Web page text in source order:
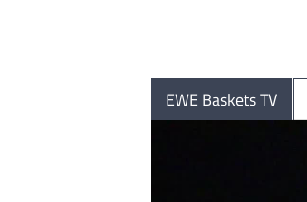
EWE Baskets TV